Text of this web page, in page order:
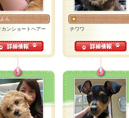
ん
カンショートヘアー
チワワ